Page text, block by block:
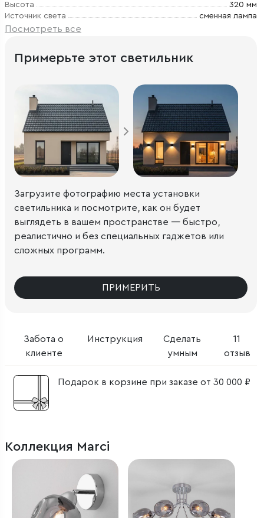
Высота
320 мм
Источник света
сменная лампа
Посмотреть все
Забота о
клиенте
Инструкция
Сделать
умным
11
отзыв
Подарок в корзине при заказе от 30 000 ₽
Примерьте этот светильник
Загрузите фотографию места установки
светильника и посмотрите, как он будет
выглядеть в вашем пространстве — быстро,
реалистично и без специальных гаджетов или
сложных программ.
ПРИМЕРИТЬ
Коллекция Marci